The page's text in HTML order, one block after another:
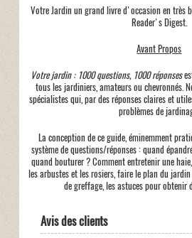
Votre Jardin un grand livre d'occasion en très
Reader's Digest.
Avant Propos
Votre jardin : 1000 questions, 1000 réponses
tous les jardiniers, amateurs ou chevronnés.
spécialistes qui, par des réponses claires et
problèmes de
La conception de ce guide, éminemment
système de questions/réponses : quand
quand bouturer ? Comment entretenir une
les arbustes et les rosiers, faire le plan du
de greffage, les astuces pour obtenir
Avis des clients